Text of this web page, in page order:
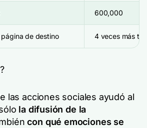
600,000
de destino 4 veces más
las acciones sociales ayudó al
la difusión de la
con qué emociones se